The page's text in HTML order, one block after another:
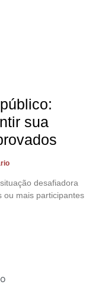
sua
desafiadora
ou mais participantes